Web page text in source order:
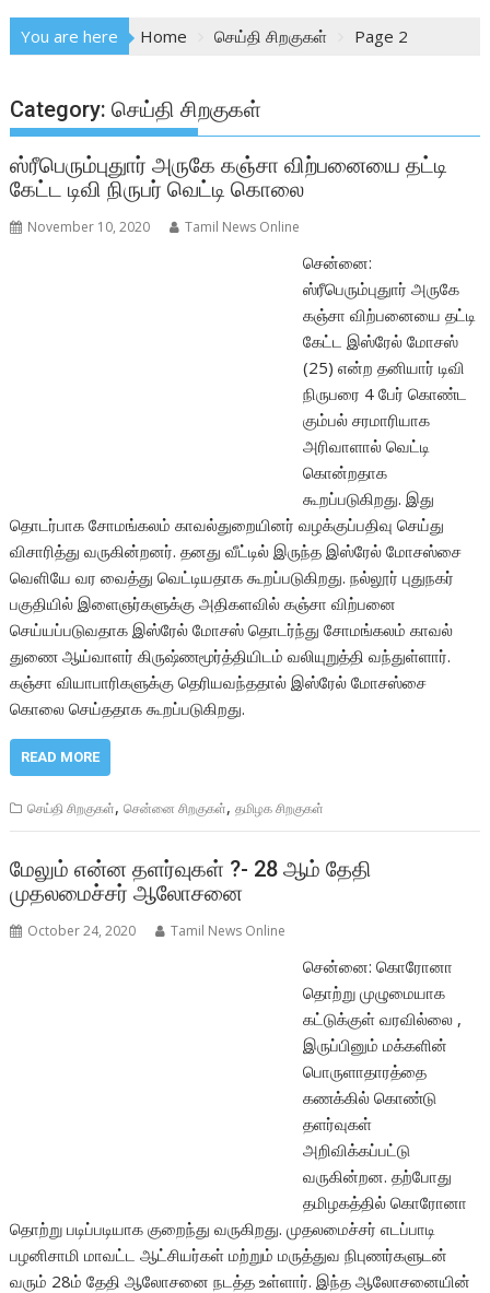
You are here Home செய்தி சிறகுகள் Page 2
Category:செய்தி சிறகுகள்
ஸ்ரீபெரும்புதுார் அருகே கஞ்சா விற்பனையை தட்டி
கேட்ட டிவி நிருபர் வெட்டி கொலை
November 10, 2020 Tamil News Online
சென்னை:
ஸ்ரீபெரும்புதுார் அருகே
கஞ்சா விற்பனையை தட்டி
கேட்ட இஸ்ரேல் மோசஸ்
(25) என்ற தனியார் டிவி
நிருபரை 4 பேர் கொண்ட
கும்பல் சரமாரியாக
அரிவாளால் வெட்டி
கொன்றதாக
கூறப்படுகிறது. இது
தொடர்பாக சோமங்கலம் காவல்துறையினர் வழக்குப்பதிவு செய்து
விசாரித்து வருகின்றனர். தனது வீட்டில் இருந்த இஸ்ரேல் மோசஸ்சை
வெளியே வர வைத்து வெட்டியதாக கூறப்படுகிறது. நல்லூர் புதுநகர்
பகுதியில் இளைஞர்களுக்கு அதிகளவில் கஞ்சா விற்பனை
செய்யப்படுவதாக இஸ்ரேல் மோசஸ் தொடர்ந்து சோமங்கலம் காவல்
துணை ஆய்வாளர் கிருஷ்ணமூர்த்தியிடம் வலியுறுத்தி வந்துள்ளார்.
கஞ்சா வியாபாரிகளுக்கு தெரியவந்ததால் இஸ்ரேல் மோசஸ்சை
கொலை செய்ததாக கூறப்படுகிறது.
READ MORE
செய்தி சிறகுகள்,சென்னை சிறகுகள்,தமிழக சிறகுகள்
மேலும் என்ன தளர்வுகள் ?- 28 ஆம் தேதி
முதலமைச்சர் ஆலோசனை
October 24, 2020 Tamil News Online
சென்னை: கொரோனா
தொற்று முழுமையாக
கட்டுக்குள் வரவில்லை ,
இருப்பினும் மக்களின்
பொருளாதாரத்தை
கணக்கில் கொண்டு
தளர்வுகள்
அறிவிக்கப்பட்டு
வருகின்றன. தற்போது
தமிழகத்தில் கொரோனா
தொற்று படிப்படியாக குறைந்து வருகிறது. முதலமைச்சர் எடப்பாடி
பழனிசாமி மாவட்ட ஆட்சியர்கள் மற்றும் மருத்துவ நிபுணர்களுடன்
வரும் 28ம் தேதி ஆலோசனை நடத்த உள்ளார். இந்த ஆலோசனையின்